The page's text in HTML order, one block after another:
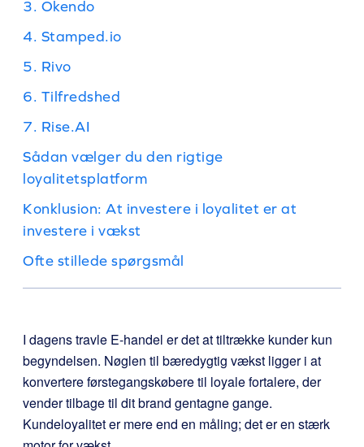
3. Okendo
4. Stamped.io
5. Rivo
6. Tilfredshed
7. Rise.AI
Sådan vælger du den rigtige
loyalitetsplatform
Konklusion: At investere i loyalitet er at
investere i vækst
Ofte stillede spørgsmål
I dagens travle E-handel er det at tiltrække kunder kun
begyndelsen. Nøglen til bæredygtig vækst ligger i at
konvertere førstegangskøbere til loyale fortalere, der
vender tilbage til dit brand gentagne gange.
Kundeloyalitet er mere end en måling; det er en stærk